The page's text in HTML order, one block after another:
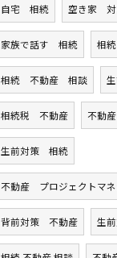
自宅 相続 空き家
家族で話す 相続 相
相続 不動産 相談
相続税 不動産 不動
生前対策 相続
不動産 プロジェクトマネ
背前対策 不動産 生